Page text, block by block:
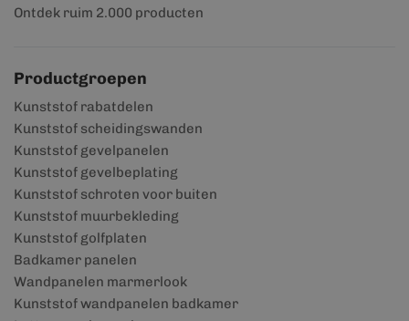
Ontdek ruim 2.000 producten
Productgroepen
Kunststof rabatdelen
Kunststof scheidingswanden
Kunststof gevelpanelen
Kunststof gevelbeplating
Kunststof schroten voor buiten
Kunststof muurbekleding
Kunststof golfplaten
Badkamer panelen
Wandpanelen marmerlook
Kunststof wandpanelen badkamer